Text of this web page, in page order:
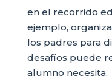
en el recorrido
ejemplo,
los padres para
desafíos puede
alumno necesita.